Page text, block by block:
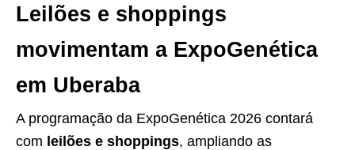
Leilões e shoppings
movimentam a ExpoGenética
em Uberaba
A programação da ExpoGenética 2026 contará
com leilões e shoppings, ampliando as